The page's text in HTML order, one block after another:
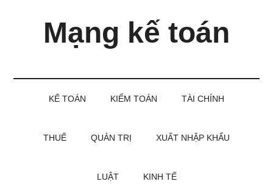
Mạng kế toán
KẾ TOÁN KIỂM TOÁN TÀI CHÍNH
THUẾ QUẢN TRỊ XUẤT NHẬP KHẨU
LUẬT KINH TẾ